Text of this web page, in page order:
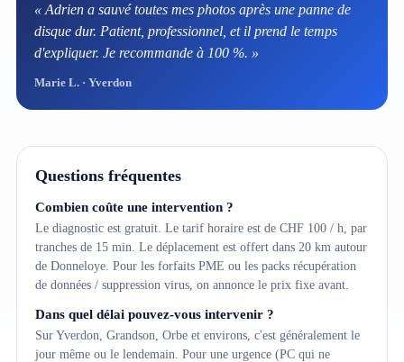
« Adrien a sauvé toutes mes photos après une panne de
disque dur. Patient, professionnel, et il prend le temps
d'expliquer. Je recommande à 100 %. »
Marie L. · Yverdon
Questions fréquentes
Combien coûte une intervention ?
Le diagnostic est gratuit. Le tarif horaire est de CHF 100 / h, par
tranches de 15 min. Le déplacement est offert dans 20 km autour
de Donneloye. Pour les forfaits PME ou les packs récupération
de données / suppression virus, on annonce le prix fixe avant.
Dans quel délai pouvez-vous intervenir ?
Sur Yverdon, Grandson, Orbe et environs, c'est généralement le
jour même ou le lendemain. Pour une urgence (PC qui ne